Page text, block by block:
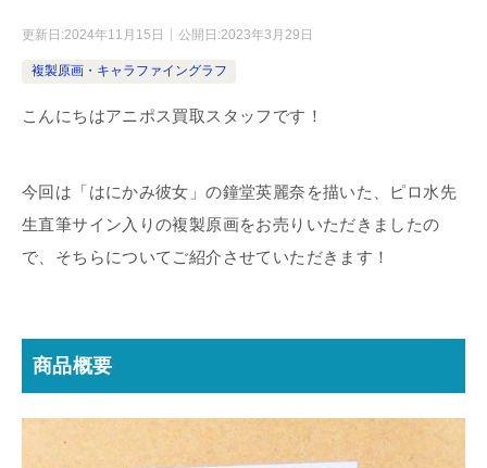
更新日:2024年11月15日 公開日:2023年3月29日
複製原画・キャラファイングラフ
こんにちはアニポス買取スタッフです！
今回は「はにかみ彼女」の鐘堂英麗奈を描いた、ピロ水先
生直筆サイン入りの複製原画をお売りいただきましたの
で、そちらについてご紹介させていただきます！
商品概要